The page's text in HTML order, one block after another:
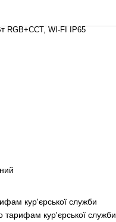
RGB+CCT, WI-FI IP65
кур'єрської служби
кур'єрської служби